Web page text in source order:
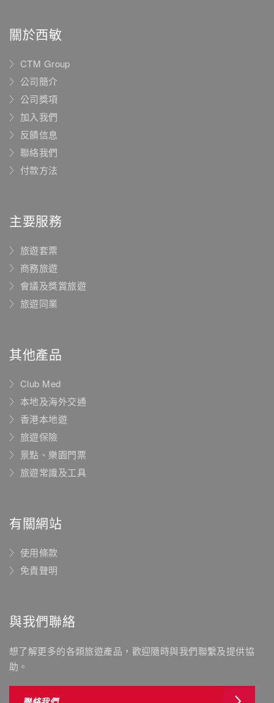
關於西敏
CTM Group
公司簡介
公司獎項
加入我們
反饋信息
聯絡我們
付款方法
主要服務
旅遊套票
商務旅遊
會議及獎賞旅遊
旅遊同業
其他產品
Club Med
本地及海外交通
香港本地遊
旅遊保險
景點、樂園門票
旅遊常識及工具
有關網站
使用條款
免責聲明
與我們聯絡
想了解更多的各類旅遊產品，歡迎隨時與我們聯繫及提供協
助。